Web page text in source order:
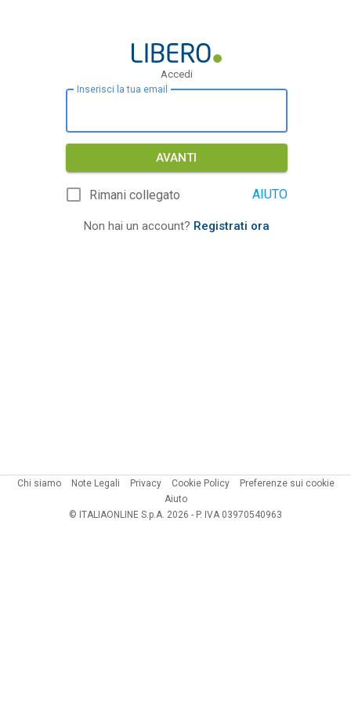
Accedi
Inserisci la tua email
AVANTI
Rimani collegato AIUTO
Non hai un account? Registrati ora
Chi siamo Note Legali Privacy Cookie Policy
Preferenze sui cookie
Aiuto
© ITALIAONLINE S.p.A. 2026 - P. IVA 03970540963